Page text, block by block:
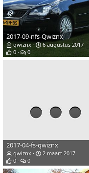
2017-09-nfs-Qwiznx
qwiznx
6 augustus 2017
0
0
2017-04-fs-qwiznx
qwiznx
2 maart 2017
0
0